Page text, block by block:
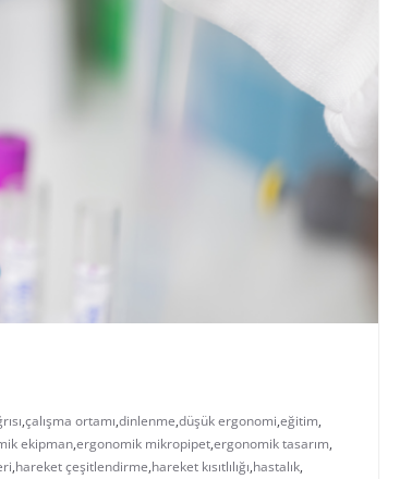
,çalışma ortamı,dinlenme,düşük ergonomi,eğitim,
ekipman,ergonomik mikropipet,ergonomik tasarım,
,hareket çeşitlendirme,hareket kısıtlılığı,hastalık,